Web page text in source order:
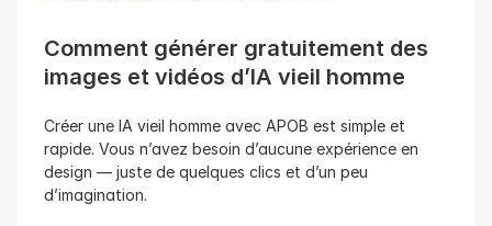
Comment générer gratuitement des
images et vidéos d’IA vieil homme
Créer une IA vieil homme avec APOB est simple et
rapide. Vous n’avez besoin d’aucune expérience en
design — juste de quelques clics et d’un peu
d’imagination.